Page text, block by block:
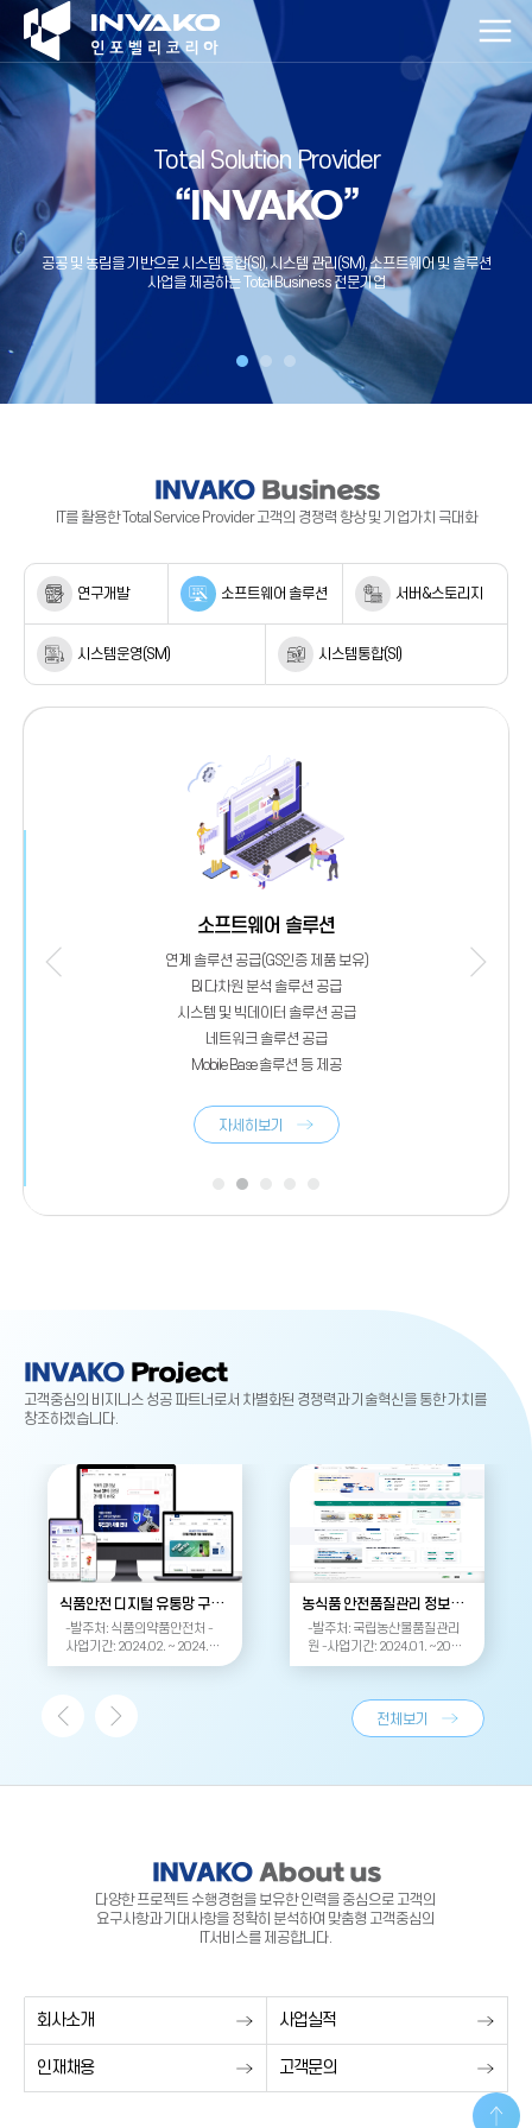
Total Solution Provider
“INVAKO”
공공 및 농림을 기반으로 시스템통합(SI), 시스템 관리(SM), 소프트웨어 및 솔루션
사업을 제공하는 Total Business 전문기업
Total Solution Provider
“INVAKO”
공공 및 농림을 기반으로 시스템통합(SI), 시스템 관리(SM), 소프트웨어 및
솔루션 사업을 제공하는 Total Business 전문기업
Total Solution Provider
“INVAKO”
최적의 IT서비스를 제공하며, 차별화되고 특화된 경쟁력으로
ICT산업을 선도하는 기업으로 도약하겠습니다.
INVAKOBusiness
IT를 활용한 Total Service Provider 고객의 경쟁력 향상 및 기업가치 극대화
연구개발 소프트웨어 솔루션 서버&스토리지
시스템운영(SM) 시스템통합(SI)
소프트웨어 솔루션
연계 솔루션 공급(GS인증 제품 보유)
BI 다차원 분석 솔루션 공급
시스템 및 빅데이터 솔루션 공급
네트워크 솔루션 공급
Mobile Base 솔루션 등 제공
자세히보기
INVAKO Project
고객중심의 비지니스 성공 파트너로서 차별화된 경쟁력과 기술혁신을 통한 가치를
창조하겠습니다.
식품안전 디지털 유통망 구축(1차)
-발주처: 식품의약품안전처 -
사업기간: 2024.02. ~ 2024.1
1.
농식품 안전품질관리 정보시스템 유지관리사업
-발주처: 국립농산물품질관리
원 -사업기간: 2024.01. ~202
4.12.
전체보기
INVAKO About us
다양한 프로젝트 수행경험을 보유한 인력을 중심으로 고객의
요구사항과 기대사항을 정확히 분석하여 맞춤형 고객중심의
IT서비스를 제공합니다.
회사소개 사업실적
인재채용 고객문의